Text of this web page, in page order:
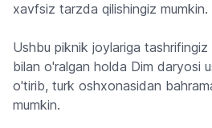
xavfsiz tarzda qilishingiz mumkin.
Ushbu piknik joylariga
bilan o'ralgan holda Dim daryosi
o'tirib, turk oshxonasidan
mumkin.